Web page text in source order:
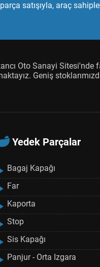
satışıyla, araç
parçaları bulabilir,
çalışıyoruz.
Siz de bize
Oto Sanayi
Geniş
Yedek Parçalar
Bagaj Kapağı
Far
Kaporta
Stop
Sis Kapağı
Panjur - Orta Izgara